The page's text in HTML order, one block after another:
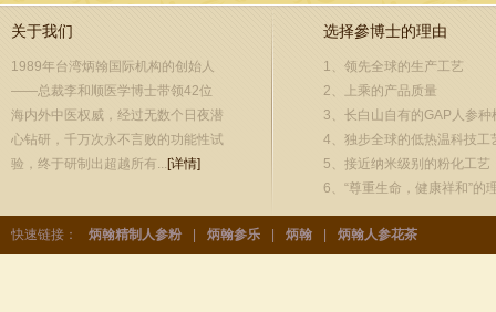
关于我们
1989年台湾炳翰国际机构的创始人
——总裁李和顺医学博士带领42位
海内外中医权威，经过无数个日夜潜
心钻研，千万次永不言败的功能性试
验，终于研制出超越所有... [详情]
选择參博士的理由
1、领先全球的生产工艺
2、上乘的产品质量
3、长白山自有的GAP人参种
4、独步全球的低热温科技工
5、接近纳米级别的粉化工艺
6、“尊重生命，健康祥和”的
快速链接： 炳翰精制人参粉 炳翰参乐 炳翰 炳翰人参花茶